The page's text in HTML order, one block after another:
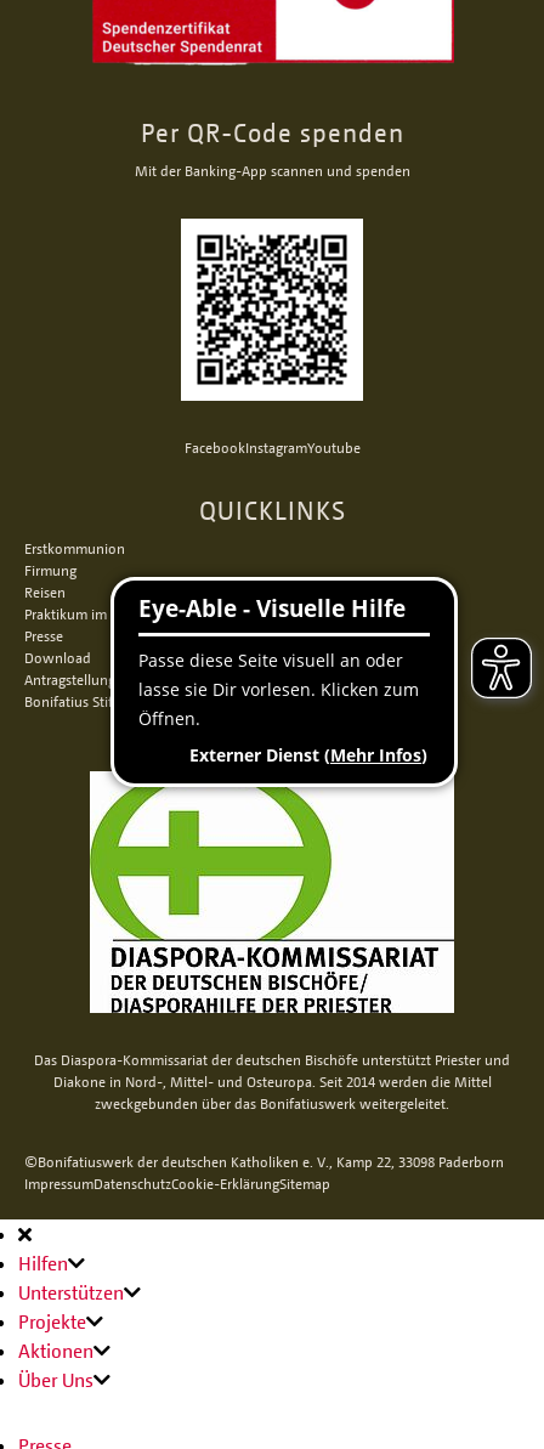
Per QR-Code spenden
Mit der Banking-App scannen und spenden
FacebookInstagramYoutube
QUICKLINKS
Erstkommunion
Firmung
Reisen
Praktikum im Norden
Presse
Download
Antragstellung
Bonifatius Stiftungszentrum
Das Diaspora-Kommissariat der deutschen Bischöfe unterstützt Priester und
Diakone in Nord-, Mittel- und Osteuropa. Seit 2014 werden die Mittel
zweckgebunden über das Bonifatiuswerk weitergeleitet.
©Bonifatiuswerk der deutschen Katholiken e. V., Kamp 22, 33098 Paderborn
ImpressumDatenschutzCookie-ErklärungSitemap
Hauptnavigation
Hilfen
Unterstützen
Projekte
Aktionen
Über Uns